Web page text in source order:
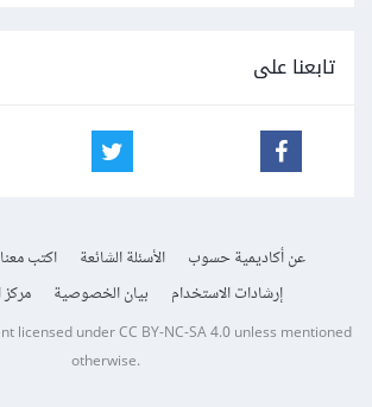
تابعنا على
عن أكاديمية حسوب الأسئلة الشائعة اكتب معنا
إرشادات الاستخدام
بيان الخصوصية
licensed underCC BY-NC-SA 4.0unless mentioned
otherwise.